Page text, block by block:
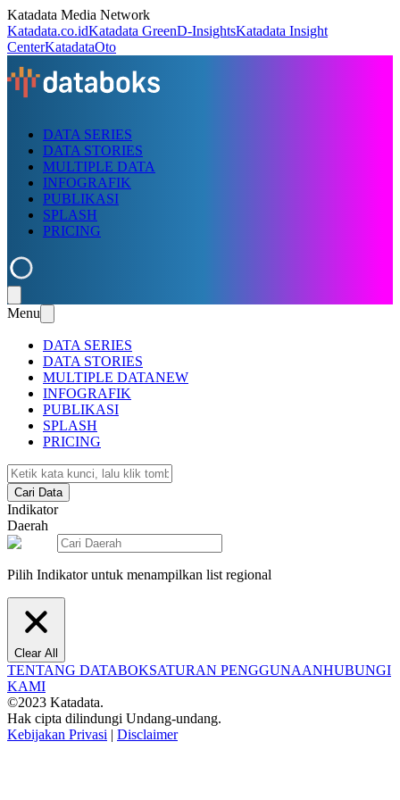
Katadata Media Network
Katadata.co.idKatadata GreenD-InsightsKatadata Insight
CenterKatadataOto
DATA SERIES
DATA STORIES
MULTIPLE DATA
INFOGRAFIK
PUBLIKASI
SPLASH
PRICING
Menu
DATA SERIES
DATA STORIES
MULTIPLE DATANEW
INFOGRAFIK
PUBLIKASI
SPLASH
PRICING
Cari Data
Indikator
Daerah
Pilih Indikator untuk menampilkan list regional
Clear All
TENTANG DATABOKSATURAN PENGGUNAANHUBUNGI
KAMI
©2023 Katadata.
Hak cipta dilindungi Undang-undang.
Kebijakan Privasi | Disclaimer